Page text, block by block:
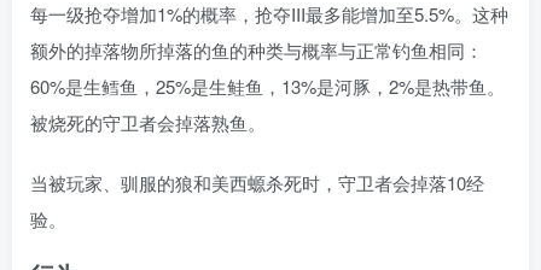
每一级抢夺增加1%的概率，抢夺III最多能增加至5.5%。这种
额外的掉落物所掉落的鱼的种类与概率与正常钓鱼相同：
60%是生鳕鱼，25%是生鲑鱼，13%是河豚，2%是热带鱼。
被烧死的守卫者会掉落熟鱼。
当被玩家、驯服的狼和美西螈杀死时，守卫者会掉落10经
验。